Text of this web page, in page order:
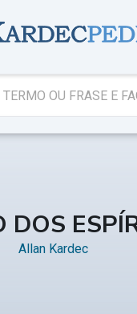
DOS
Allan Kardec